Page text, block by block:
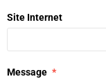
Site Internet
Message